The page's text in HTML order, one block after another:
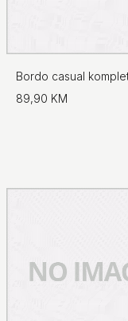
89,90 KM